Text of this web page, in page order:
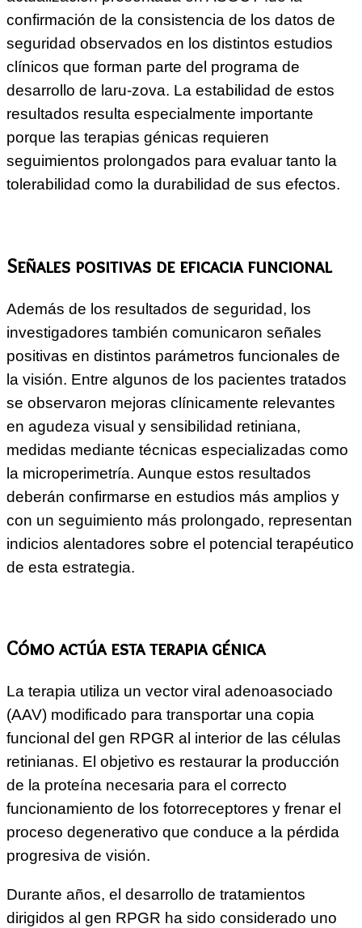
confirmación de la consistencia de los datos de
seguridad observados en los distintos estudios
clínicos que forman parte del programa de
desarrollo de laru-zova. La estabilidad de estos
resultados resulta especialmente importante
porque las terapias génicas requieren
seguimientos prolongados para evaluar tanto la
tolerabilidad como la durabilidad de sus efectos.
Señales positivas de eficacia funcional
Además de los resultados de seguridad, los
investigadores también comunicaron señales
positivas en distintos parámetros funcionales de
la visión. Entre algunos de los pacientes tratados
se observaron mejoras clínicamente relevantes
en agudeza visual y sensibilidad retiniana,
medidas mediante técnicas especializadas como
la microperimetría. Aunque estos resultados
deberán confirmarse en estudios más amplios y
con un seguimiento más prolongado, representan
indicios alentadores sobre el potencial terapéutico
de esta estrategia.
Cómo actúa esta terapia génica
La terapia utiliza un vector viral adenoasociado
(AAV) modificado para transportar una copia
funcional del gen RPGR al interior de las células
retinianas. El objetivo es restaurar la producción
de la proteína necesaria para el correcto
funcionamiento de los fotorreceptores y frenar el
proceso degenerativo que conduce a la pérdida
progresiva de visión.
Durante años, el desarrollo de tratamientos
dirigidos al gen RPGR ha sido considerado uno